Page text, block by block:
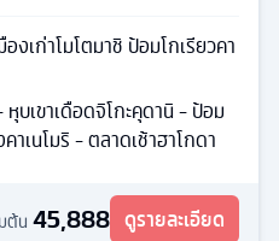
งเก่าโมโตมาชิ ป้อมโกเรียวคา
หุบเขาเดือดจิโกะคุดานิ - ป้อม
เนโมริ - ตลาดเช้าฮาโกดา
ต้น 45,888 ดูรายละเอียด